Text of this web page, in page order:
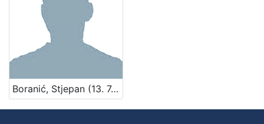
Boranić, Stjepan (13. 7. 1872. – 13. 8. 1947.)